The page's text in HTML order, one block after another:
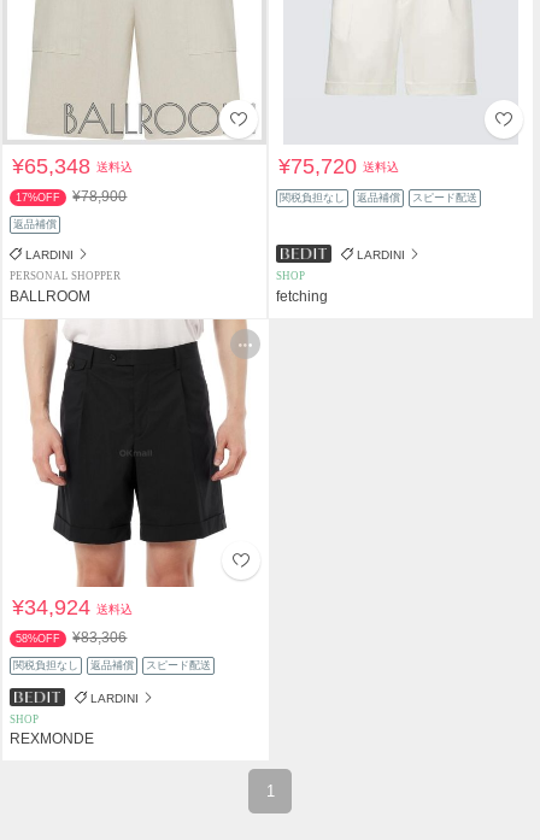
¥65,348送料込
17%OFF ¥78,900
返品補償
LARDINI
PERSONAL SHOPPER
BALLROOM
¥75,720送料込
関税負担なし 返品補償 スピード配送
LARDINI
SHOP
fetching
¥34,924送料込
58%OFF ¥83,306
関税負担なし 返品補償 スピード配送
LARDINI
SHOP
REXMONDE
1